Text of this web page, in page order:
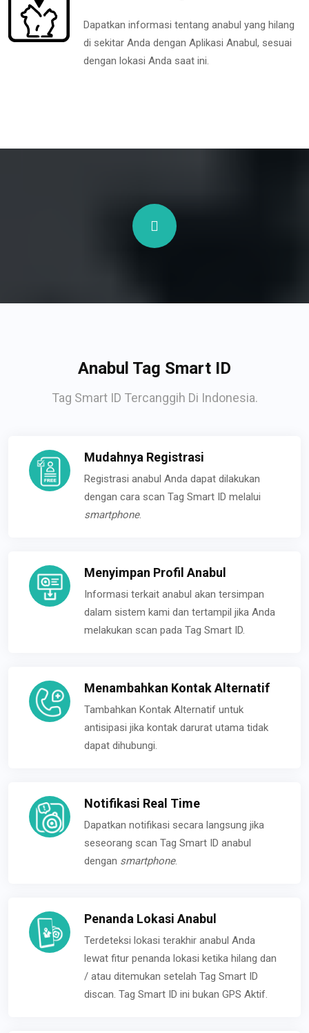
Dapatkan informasi tentang anabul yang hilang
di sekitar Anda dengan Aplikasi Anabul, sesuai
dengan lokasi Anda saat ini.
Anabul Tag Smart ID
Tag Smart ID Tercanggih Di Indonesia.
Mudahnya Registrasi
Registrasi anabul Anda dapat dilakukan
dengan cara scan Tag Smart ID melalui
smartphone.
Menyimpan Profil Anabul
Informasi terkait anabul akan tersimpan
dalam sistem kami dan tertampil jika Anda
melakukan scan pada Tag Smart ID.
Menambahkan Kontak Alternatif
Tambahkan Kontak Alternatif untuk
antisipasi jika kontak darurat utama tidak
dapat dihubungi.
Notifikasi Real Time
Dapatkan notifikasi secara langsung jika
seseorang scan Tag Smart ID anabul
dengan smartphone.
Penanda Lokasi Anabul
Terdeteksi lokasi terakhir anabul Anda
lewat fitur penanda lokasi ketika hilang dan
/ atau ditemukan setelah Tag Smart ID
discan. Tag Smart ID ini bukan GPS Aktif.